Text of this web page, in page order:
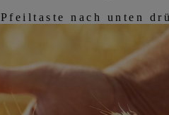
Pfeiltaste nach unten